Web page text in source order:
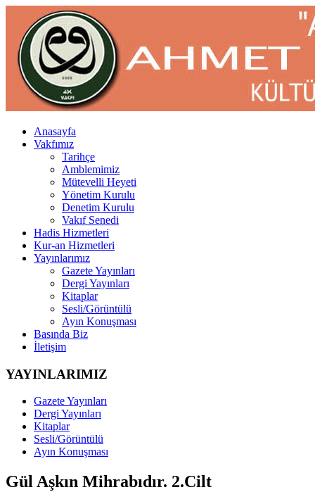
Anasayfa
Vakfımız
Tarihçe
Amblemimiz
Mütevelli Heyeti
Yönetim Kurulu
Denetim Kurulu
Vakıf Senedi
Hadis Hizmetleri
Kur-an Hizmetleri
Yayınlarımız
Gazete Yayınları
Dergi Yayınları
Kitaplar
Sesli/Görüntülü
Ayın Konuşması
Basında Biz
İletişim
YAYINLARIMIZ
Gazete Yayınları
Dergi Yayınları
Kitaplar
Sesli/Görüntülü
Ayın Konuşması
Gül Aşkın Mihrabıdır. 2.Cilt